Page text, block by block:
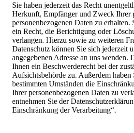
Sie haben jederzeit das Recht
Herkunft, Empfänger und Zweck Ihrer
personenbezogenen Daten zu erhalten.
ein Recht, die Berichtigung oder
verlangen. Hierzu sowie zu weiteren
Datenschutz können Sie sich jederzeit
angegebenen Adresse an uns wenden.
Ihnen ein Beschwerderecht bei der
Aufsichtsbehörde zu. Außerdem haben
bestimmten Umständen die
Ihrer personenbezogenen Daten zu
entnehmen Sie der
Einschränkung der Verarbeitung“.